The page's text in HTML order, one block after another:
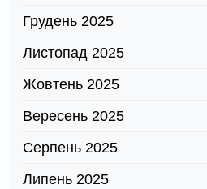
Грудень 2025
Листопад 2025
Жовтень 2025
Вересень 2025
Серпень 2025
Липень 2025